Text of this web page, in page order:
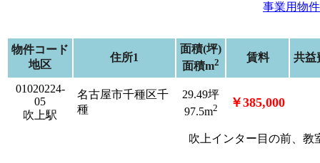
事業用物
物件コード
地区
住所1
面積(坪)
面積m2 賃料 共益
01020224-
05
吹上駅
名古屋市千種区千
種
29.49坪
97.5m2 ￥385,000
吹上インター目の前、教